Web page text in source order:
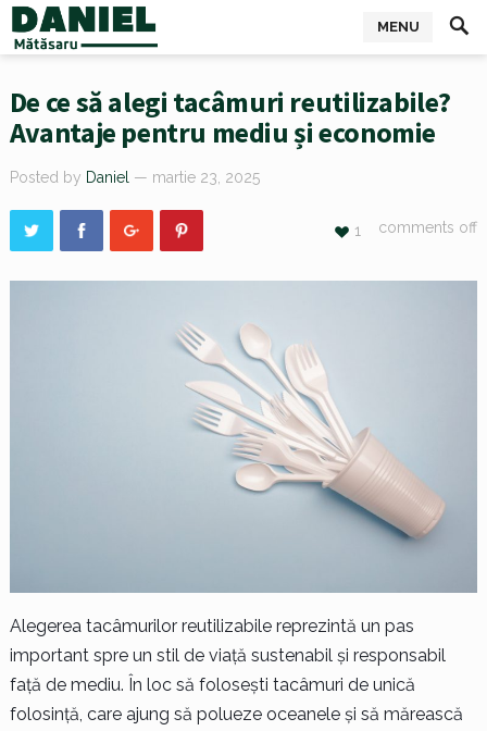
MENU
De ce să alegi tacâmuri reutilizabile?
Avantaje pentru mediu și economie
Posted by Daniel — martie 23, 2025
comments off
1
Alegerea tacâmurilor reutilizabile reprezintă un pas
important spre un stil de viață sustenabil și responsabil
față de mediu. În loc să folosești tacâmuri de unică
folosință, care ajung să polueze oceanele și să mărească